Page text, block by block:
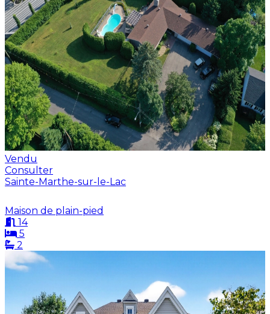
Vendu
Consulter
Sainte-Marthe-sur-le-Lac
Maison de plain-pied
14
5
2